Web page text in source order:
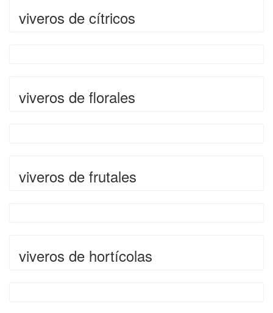
viveros de cítricos
viveros de florales
viveros de frutales
viveros de hortícolas